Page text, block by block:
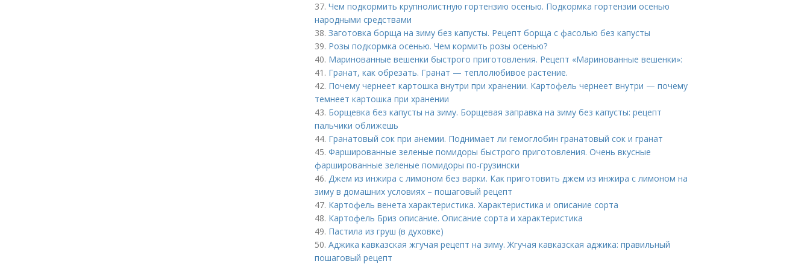
37. Чем подкормить крупнолистную гортензию осенью. Подкормка гортензии осенью
народными средствами
38. Заготовка борща на зиму без капусты. Рецепт борща с фасолью без капусты
39. Розы подкормка осенью. Чем кормить розы осенью?
40. Маринованные вешенки быстрого приготовления. Рецепт «Маринованные вешенки»:
41. Гранат, как обрезать. Гранат — теплолюбивое растение.
42. Почему чернеет картошка внутри при хранении. Картофель чернеет внутри — почему
темнеет картошка при хранении
43. Борщевка без капусты на зиму. Борщевая заправка на зиму без капусты: рецепт
пальчики оближешь
44. Гранатовый сок при анемии. Поднимает ли гемоглобин гранатовый сок и гранат
45. Фаршированные зеленые помидоры быстрого приготовления. Очень вкусные
фаршированные зеленые помидоры по-грузински
46. Джем из инжира с лимоном без варки. Как приготовить джем из инжира с лимоном на
зиму в домашних условиях – пошаговый рецепт
47. Картофель венета характеристика. Характеристика и описание сорта
48. Картофель Бриз описание. Описание сорта и характеристика
49. Пастила из груш (в духовке)
50. Аджика кавказская жгучая рецепт на зиму. Жгучая кавказская аджика: правильный
пошаговый рецепт